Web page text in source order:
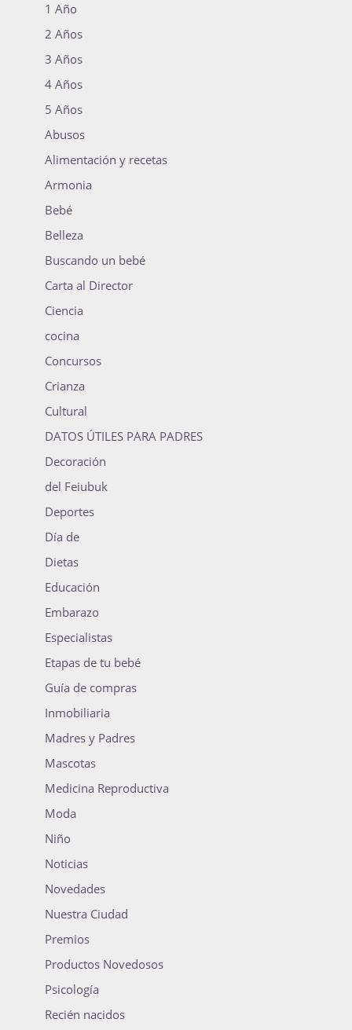
1 Año
2 Años
3 Años
4 Años
5 Años
Abusos
Alimentación y recetas
Armonia
Bebé
Belleza
Buscando un bebé
Carta al Director
Ciencia
cocina
Concursos
Crianza
Cultural
DATOS ÚTILES PARA PADRES
Decoración
del Feiubuk
Deportes
Día de
Dietas
Educación
Embarazo
Especialistas
Etapas de tu bebé
Guía de compras
Inmobiliaria
Madres y Padres
Mascotas
Medicina Reproductiva
Moda
Niño
Noticias
Novedades
Nuestra Ciudad
Premios
Productos Novedosos
Psicología
Recién nacidos